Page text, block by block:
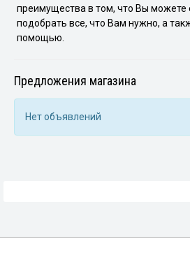
преимущества в том, что Вы можете
подобрать все, что Вам нужно, а
помощью.
Предложения магазина
Нет объявлений